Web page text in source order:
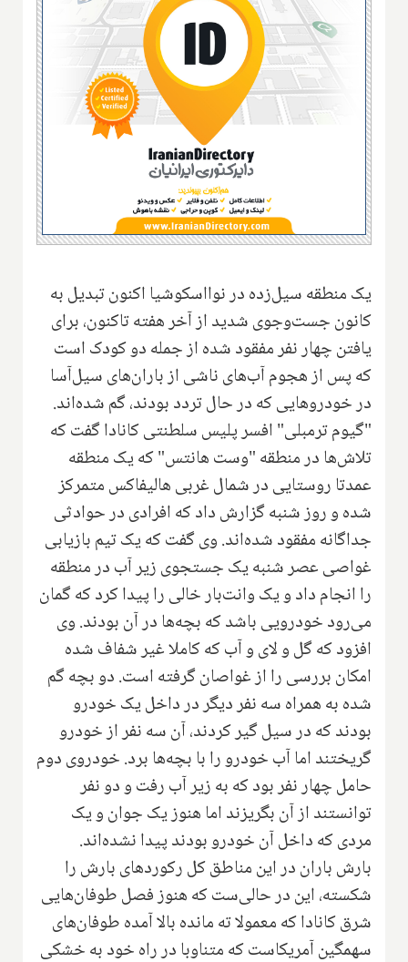
یک منطقه سیل‌زده در نوااسکوشیا اکنون تبدیل به
کانون جست‌وجوی شدید از آخر هفته تاکنون، برای
یافتن چهار نفر مفقود شده از جمله دو کودک است
که پس از هجوم آب‌های ناشی از باران‌های سیل‌آسا
در خودروهایی که در حال تردد بودند، گم شده‌اند.
"گیوم ترمبلی" افسر پلیس سلطنتی کانادا گفت که
تلاش‌ها در منطقه "وست هانتس" که یک منطقه
عمدتا روستایی در شمال غربی هالیفاکس متمرکز
شده و روز شنبه گزارش داد که افرادی در حوادثی
جداگانه مفقود شده‌اند. وی گفت که یک تیم بازیابی
غواصی عصر شنبه یک جستجوی زیر آب در منطقه
را انجام داد و یک وانت‌بار خالی را پیدا کرد که گمان
می‌رود خودرویی باشد که بچه‌ها در آن بودند. وی
افزود که گل و لای و آب که کاملا غیر شفاف شده
امکان بررسی را از غواصان گرفته است. دو بچه گم
شده به همراه سه نفر دیگر در داخل یک خودرو
بودند که در سیل گیر کردند، آن سه نفر از خودرو
گریختند اما آب خودرو را با بچه‌ها برد. خودروی دوم
حامل چهار نفر بود که به زیر آب رفت و دو نفر
توانستند از آن بگریزند اما هنوز یک جوان و یک
مردی که داخل آن خودرو بودند پیدا نشده‌اند.
بارش باران در این مناطق کل رکوردهای بارش را
شکسته، این در حالی‌ست که هنوز فصل طوفان‌هایی
شرق کانادا که معمولا ته مانده بالا آمده طوفان‌های
سهمگین آمریکاست که متناوبا در راه خود به خشکی